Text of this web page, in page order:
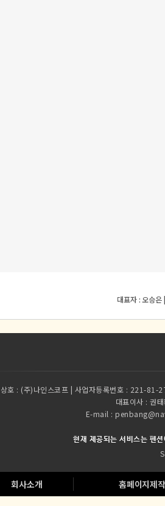
대표자 : 오승
상호 : (주)나인스코프 | 사업자등록번호 : 221-81-
대표이사 : 권
E-mail :
현재 제공되는 서비스는 펜
회사소개 홈페이지제작